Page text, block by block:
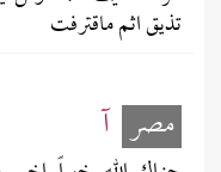
تذيق اثم ماقترفت
مصر آ